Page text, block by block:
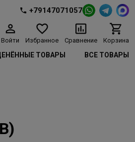
+79147071057
Войти Избранное Сравнение Корзина
ТОВАРЫ ВСЕ ТОВАРЫ